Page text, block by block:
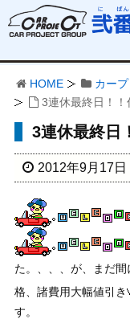
HOME カー
3連休最終日！！
3連休最終日
2012年9月17日
た。、、、が、まだ間
格、諸費用大幅値引き
す。